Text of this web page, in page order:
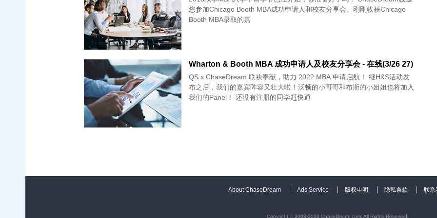
您参加Chicago Booth MBA成功申请人和校友分享会。刚刚收获Chicago
Booth MBA录取的嘉
Wharton & Booth MBA 成功申请人及校友分享会 - 在线(3/26 27)
QS x ChaseDream 联袂奉献，助力 2022 MBA 申请启航！ 继H&S活动发
布之后，我们的嘉宾阵容又壮大啦！沃顿的小哥哥和布斯的小姐姐也将加入
我们的Panel！ 还没有注册的同学赶快通
About ChaseDream Ads Service 版权申明 隐私条款 联系
Copyright © 2003-2026 ChaseDream.com, All Rights Reserved.